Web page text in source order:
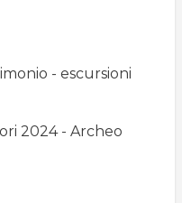
- escursioni
2024 - Archeo